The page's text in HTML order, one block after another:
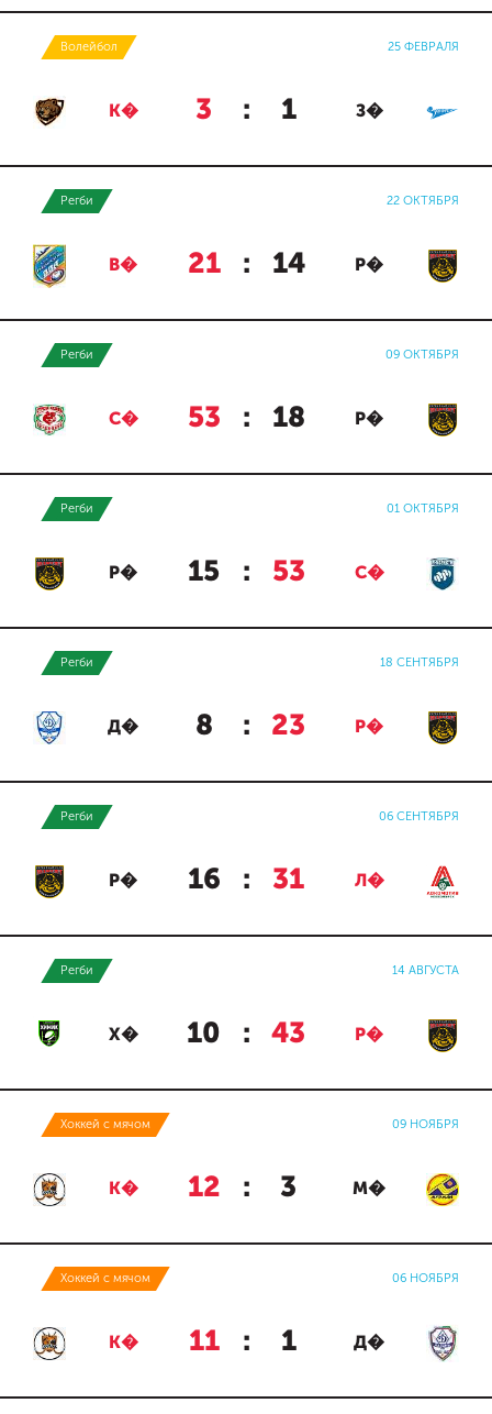
Волейбол 25 ФЕВРАЛЯ
К� 3 : 1 З�
Регби 22 ОКТЯБРЯ
В� 21 : 14 Р�
Регби 09 ОКТЯБРЯ
С� 53 : 18 Р�
Регби 01 ОКТЯБРЯ
Р� 15 : 53 С�
Регби 18 СЕНТЯБРЯ
Д� 8 : 23 Р�
Регби 06 СЕНТЯБРЯ
Р� 16 : 31 Л�
Регби 14 АВГУСТА
Х� 10 : 43 Р�
Хоккей с мячом 09 НОЯБРЯ
К� 12 : 3 М�
Хоккей с мячом 06 НОЯБРЯ
К� 11 : 1 Д�